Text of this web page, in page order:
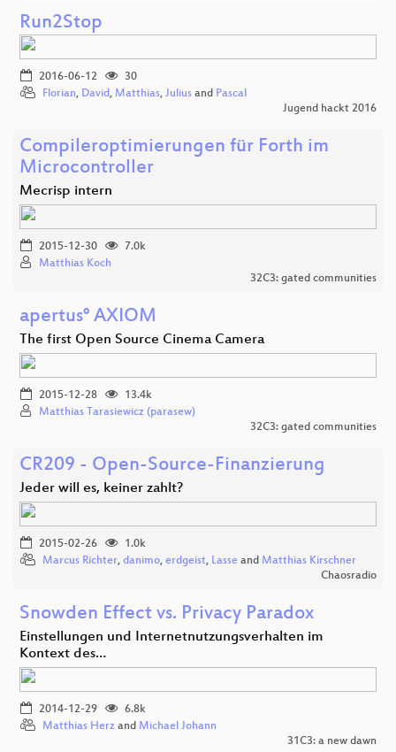
Run2Stop
2016-06-12
30
Florian, David, Matthias, Julius and Pascal
Jugend hackt 2016
Compileroptimierungen für Forth im
Microcontroller
Mecrisp intern
2015-12-30
7.0k
Matthias Koch
32C3: gated communities
apertus° AXIOM
The first Open Source Cinema Camera
2015-12-28
13.4k
Matthias Tarasiewicz (parasew)
32C3: gated communities
CR209 - Open-Source-Finanzierung
Jeder will es, keiner zahlt?
2015-02-26
1.0k
Marcus Richter, danimo, erdgeist, Lasse and Matthias Kirschner
Chaosradio
Snowden Effect vs. Privacy Paradox
Einstellungen und Internetnutzungsverhalten im
Kontext des…
2014-12-29
6.8k
Matthias Herz and Michael Johann
31C3: a new dawn